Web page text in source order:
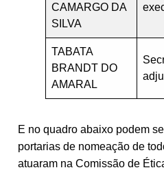
CAMARGO DA
SILVA
TABATA
BRANDT DO
AMARAL
E no quadro abaixo podem
portarias de nomeação de
atuaram na Comissão de